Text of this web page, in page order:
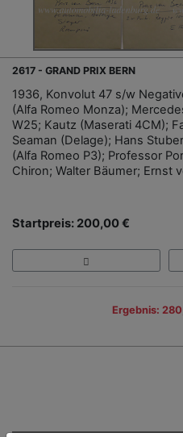
2617 - GRAND PRIX BERN
1936, Konvolut 47 s/w
(Alfa Romeo Monza);
W25; Kautz (Maserati 4CM);
Seaman (Delage); Hans
(Alfa Romeo P3); Professor
Chiron; Walter Bäumer; Ernst
Startpreis: 200,00 €
Ergebnis: